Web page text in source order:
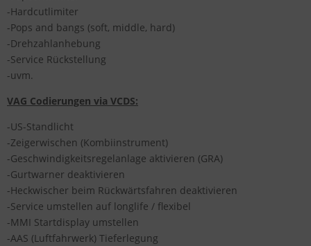
-Hardcutlimiter
-Pops and bangs (soft, middle, hard)
-Drehzahlanhebung
-Service Rückstellung
-uvm.
VAG Codierungen via VCDS:
-US-Standlicht
-Zeigerwischen (Kombiinstrument)
-Geschwindigkeitsregelanlage aktivieren (GRA)
-Gurtwarner deaktivieren
-Heckwischer beim Rückwärtsfahren deaktivieren
-Service umstellen auf longlife / flexibel
-MMI Startdisplay umstellen
-AAS (Luftfahrwerk) Tieferlegung